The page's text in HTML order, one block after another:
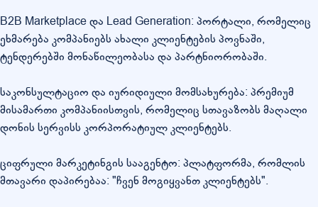
B2B Marketplace და Lead Generation: პორტალი, რომელიც
ეხმარება კომპანიებს ახალი კლიენტების პოვნაში,
ტენდერებში მონაწილეობასა და პარტნიორობაში.
საკონსულტაციო და იურიდიული მომსახურება: პრემიუმ
მისამართი კომპანიისთვის, რომელიც სთავაზობს მაღალი
დონის სერვისს კორპორატიულ კლიენტებს.
ციფრული მარკეტინგის სააგენტო: პლატფორმა, რომლის
მთავარი დაპირებაა: "ჩვენ მოგიყვანთ კლიენტებს".